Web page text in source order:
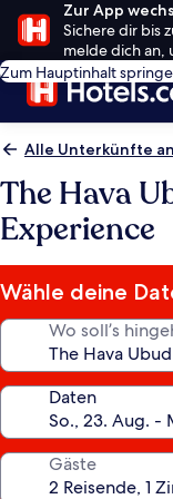
Zur App
Sichere dir bis
melde dich an,
Zum Hauptinhalt
Alle Unterkünfte
The Hava
Experience
Wähle deine
Wo soll’s
Daten
Gäste